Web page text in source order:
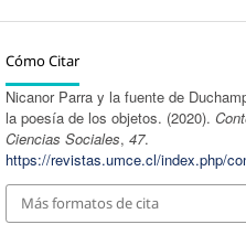
Cómo Citar
Nicanor Parra y la fuente de
la poesía de los objetos. (2020).
Ciencias Sociales, 47.
https://revistas.umce.cl/index.php/
Más formatos de cita